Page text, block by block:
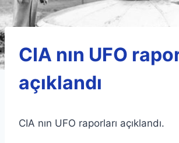
CIA nın UFO
açıklandı
CIA nın UFO raporları açıklandı.